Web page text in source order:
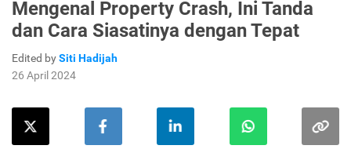
Mengenal Property Crash, Ini Tanda
dan Cara Siasatinya dengan Tepat
Edited bySiti Hadijah
26 April 2024